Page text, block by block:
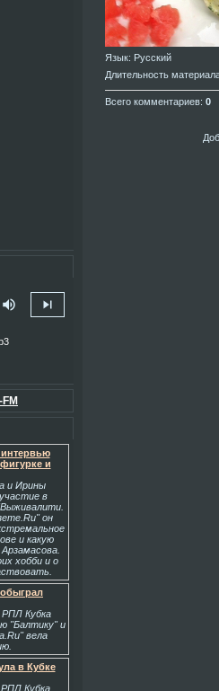
volume_up skip_next
интервью
и
и Ирины
в
он
и какую
хобби и о
Кубка
"Балтику" и
вела
в Кубке
Кубка
Язык: Русский
Длительность
Всего комментариев: 0